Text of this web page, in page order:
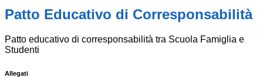
Patto Educativo di Corresponsabilità
Patto educativo di corresponsabilità tra Scuola Famiglia e
Studenti
Allegati